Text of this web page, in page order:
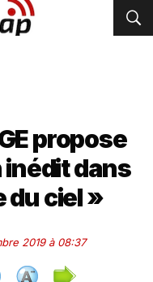
propose
inédit dans
du ciel »
2019 à 08:37